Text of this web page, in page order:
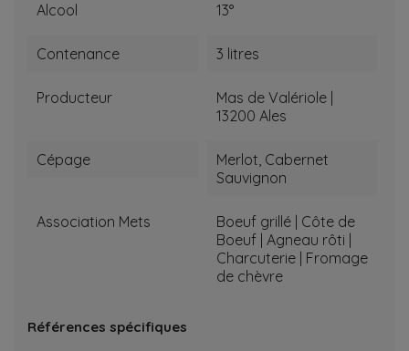
Alcool 13°
Contenance 3 litres
Producteur
Mas de Valériole |
13200 Ales
Cépage
Merlot, Cabernet
Sauvignon
Association Mets
Boeuf grillé | Côte de
Boeuf | Agneau rôti |
Charcuterie | Fromage
de chèvre
Références spécifiques